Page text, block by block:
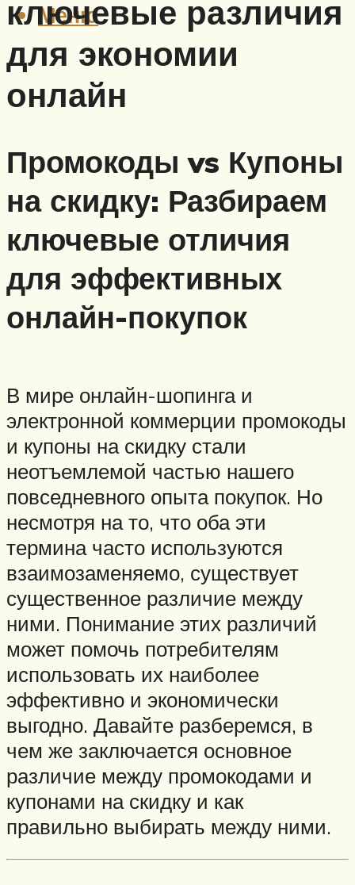
Меню
ключевые различия
для экономии
онлайн
Промокоды vs Купоны
на скидку: Разбираем
ключевые отличия
для эффективных
онлайн-покупок
В мире онлайн-шопинга и
электронной коммерции промокоды
и купоны на скидку стали
неотъемлемой частью нашего
повседневного опыта покупок. Но
несмотря на то, что оба эти
термина часто используются
взаимозаменяемо, существует
существенное различие между
ними. Понимание этих различий
может помочь потребителям
использовать их наиболее
эффективно и экономически
выгодно. Давайте разберемся, в
чем же заключается основное
различие между промокодами и
купонами на скидку и как
правильно выбирать между ними.